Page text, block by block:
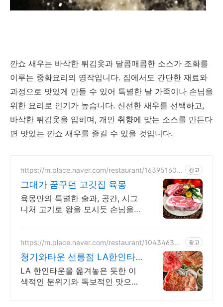
깐쇼 새우는 바삭한 튀김옷과 달콤매콤한 소스가 조화를
이루는 중화요리의 명작입니다. 집에서도 간단한 재료와
과정으로 맛있게 만들 수 있어 특별한 날 가족이나 손님을
위한 요리로 인기가 높습니다. 신선한 새우를 선택하고,
바삭한 튀김옷을 입히며, 개인 취향에 맞는 소스를 만든다
면 맛있는 깐쇼 새우를 즐길 수 있을 것입니다.
https://m.place.naver.com/restaurant/163951608
광고
그대가 꿈꾸던 고깃집 육몽
육몽만의 특별한 술과, 공간, 시그
니처 고기로 왕을 모시듯 손님을
https://m.place.naver.com/restaurant/104346360
광고
청기와타운 선릉점 LA한인타
운을 통째로 옮긴맛
LA 한인타운을 옮겨놓은 듯한 이
색적인 분위기와 독보적인 맛으로